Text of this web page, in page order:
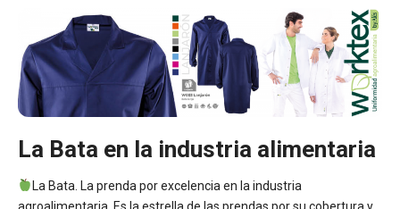
La Bata en la industria alimentaria
La Bata. La prenda por excelencia en la industria